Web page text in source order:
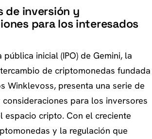
de inversión y
para los interesados
inicial (IPO) de Gemini, la
de criptomonedas fundada
Winklevoss, presenta una serie de
para los inversores
espacio cripto. Con el creciente
y la regulación que